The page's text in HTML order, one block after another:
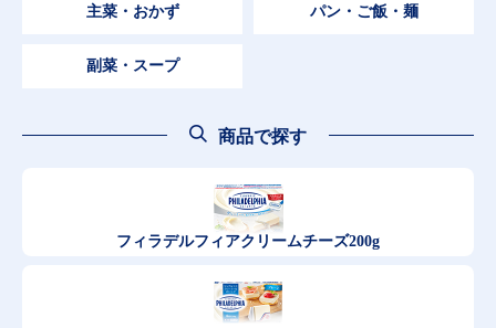
主菜・おかず パン・ご飯・麺
副菜・スープ
商品で探す
フィラデルフィアクリームチーズ200g